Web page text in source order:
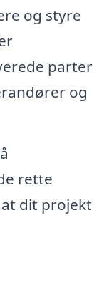
og styre
parter
og
rette
dit projekt